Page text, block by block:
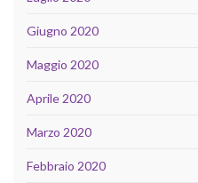
Giugno 2020
Maggio 2020
Aprile 2020
Marzo 2020
Febbraio 2020